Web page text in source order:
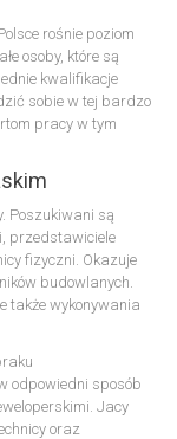
rośnie poziom
osoby, które są
kwalifikacje
sobie w tej bardzo
pracy w tym
Poszukiwani są
przedstawiciele
fizyczni. Okazuje
budowlanych.
także wykonywania
odpowiedni sposób
Jacy
oraz